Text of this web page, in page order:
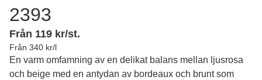
2393
Från 119 kr/st.
Från 340 kr/l
En varm omfamning av en delikat balans mellan ljusrosa
och beige med en antydan av bordeaux och brunt som